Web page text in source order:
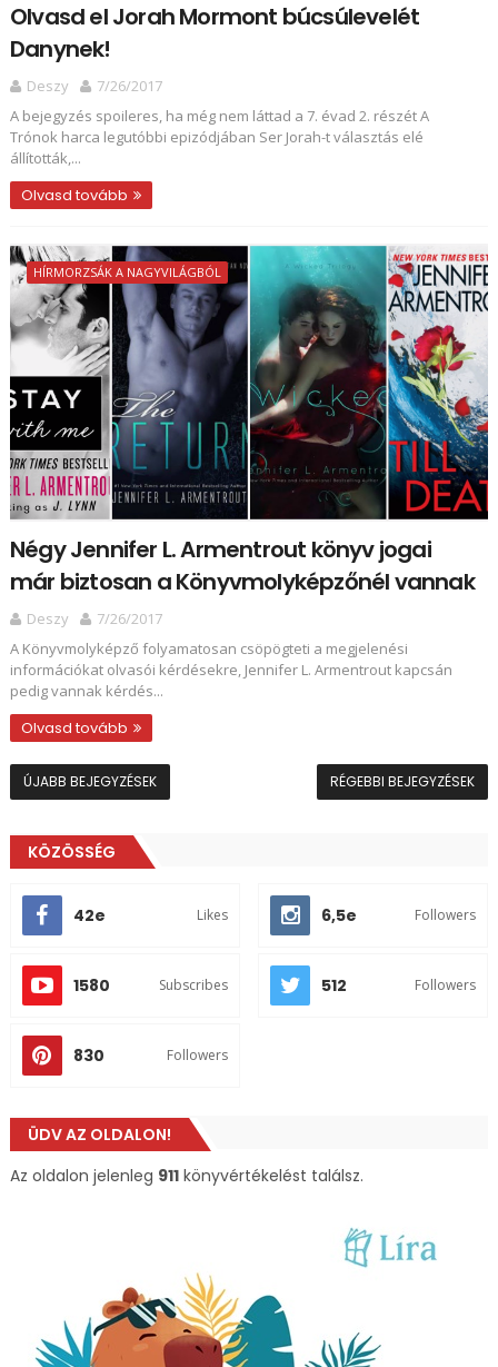
Olvasd el Jorah Mormont búcsúlevelét
Danynek!
Deszy
7/26/2017
A bejegyzés spoileres, ha még nem láttad a 7. évad 2. részét A
Trónok harca legutóbbi epizódjában Ser Jorah-t választás elé
állították,...
Olvasd tovább
HÍRMORZSÁK A NAGYVILÁGBÓL
Négy Jennifer L. Armentrout könyv jogai
már biztosan a Könyvmolyképzőnél vannak
Deszy
7/26/2017
A Könyvmolyképző folyamatosan csöpögteti a megjelenési
információkat olvasói kérdésekre, Jennifer L. Armentrout kapcsán
pedig vannak kérdés...
Olvasd tovább
ÚJABB BEJEGYZÉSEK RÉGEBBI BEJEGYZÉSEK
KÖZÖSSÉG
42e Likes 6,5e Followers
1580 Subscribes 512 Followers
830 Followers
ÜDV AZ OLDALON!
Az oldalon jelenleg 911könyvértékelést találsz.